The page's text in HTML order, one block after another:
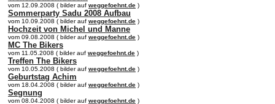
vom 12.09.2008 ( bilder auf weggefoehnt.de )
Sommerparty Sadu 2008 Aufbau
vom 10.09.2008 ( bilder auf weggefoehnt.de )
Hochzeit von Michel und Manne
vom 09.08.2008 ( bilder auf weggefoehnt.de )
MC The Bikers
vom 11.05.2008 ( bilder auf weggefoehnt.de )
Treffen The Bikers
vom 10.05.2008 ( bilder auf weggefoehnt.de )
Geburtstag Achim
vom 18.04.2008 ( bilder auf weggefoehnt.de )
Segnung
vom 08.04.2008 ( bilder auf weggefoehnt.de )